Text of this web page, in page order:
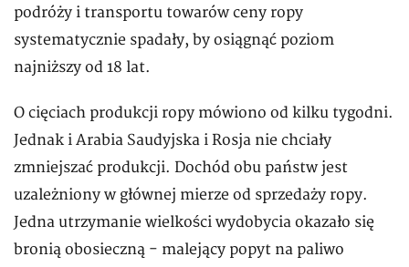
podróży i transportu towarów ceny ropy
systematycznie spadały, by osiągnąć poziom
najniższy od 18 lat.
O cięciach produkcji ropy mówiono od kilku tygodni.
Jednak i Arabia Saudyjska i Rosja nie chciały
zmniejszać produkcji. Dochód obu państw jest
uzależniony w głównej mierze od sprzedaży ropy.
Jedna utrzymanie wielkości wydobycia okazało się
bronią obosieczną - malejący popyt na paliwo